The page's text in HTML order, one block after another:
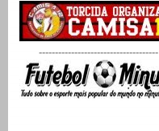
-------------------------------------